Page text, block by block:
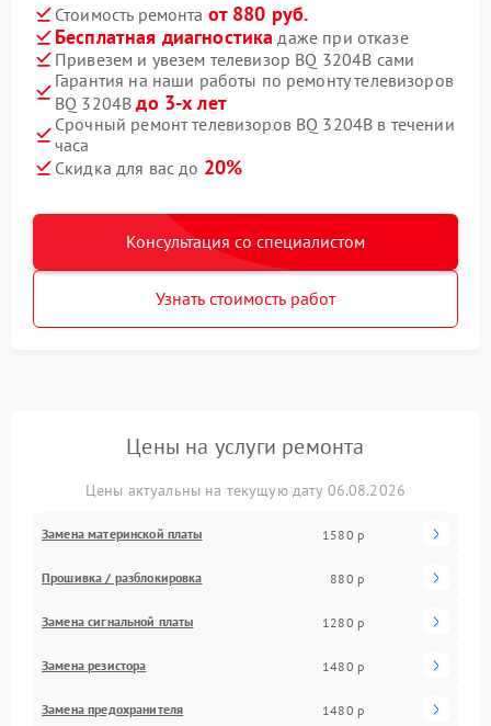
Стоимость ремонта от 880 руб.
Бесплатная диагностика даже при отказе
Привезем и увезем телевизор BQ 3204B сами
Гарантия на наши работы по ремонту телевизоров
BQ 3204Bдо 3-х лет
Срочный ремонт телевизоров BQ 3204B в течении
часа
Скидка для вас до 20%
Консультация со специалистом
Узнать стоимость работ
Цены на услуги ремонта
Цены актуальны на текущую дату 06.08.2026
Замена материнской платы 1580 р
Прошивка / разблокировка 880 р
Замена сигнальной платы 1280 р
Замена резистора 1480 р
Замена предохранителя 1480 р